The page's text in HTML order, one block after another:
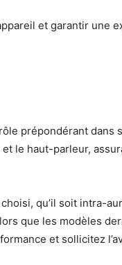
et garantir une
prépondérant dans
le haut-parleur,
qu’il soit intra-
que les modèles
et sollicitez